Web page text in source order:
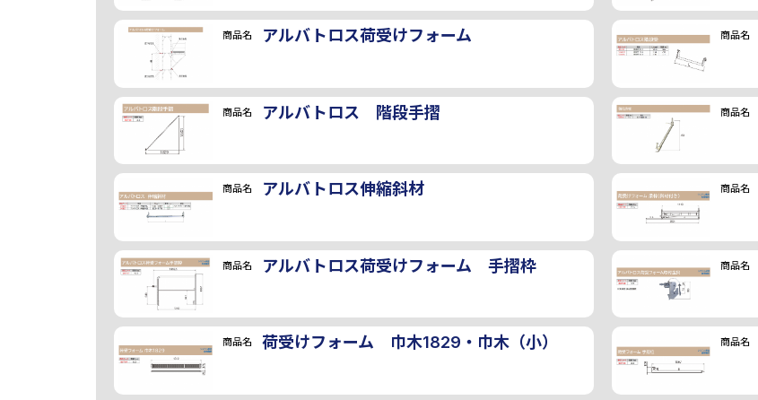
商品名 アルバトロス荷受けフォーム 商品名
商品名 アルバトロス 階段手摺 商品名
商品名 アルバトロス伸縮斜材 商品名
商品名 アルバトロス荷受けフォーム 手摺枠 商品名
商品名 荷受けフォーム 巾木1829・巾木（小） 商品名